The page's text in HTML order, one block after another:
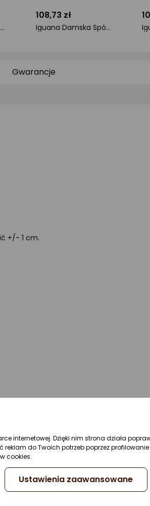
Milo Damska Spódnica LADY MORELLA
108,73 zł
Iguana Damska Spódnica VIKKA W
gwiazdki
Gwarancje
+/- 1 cm.
internetowej. Dzięki nim strona działa
do Twoich potrzeb poprzez
cookies.
Ustawienia zaawansowane